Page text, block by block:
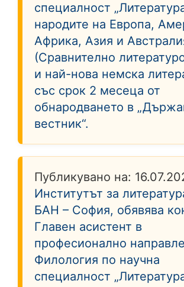
специалност
народите на Европа,
Африка, Азия и
(Сравнително
и най-нова немска
със срок 2 месеца от
обнародването в
вестник“.
Публикувано на:
Институтът за
БАН – София, обявява
Главен асистент в
професионално
Филология по научна
специалност